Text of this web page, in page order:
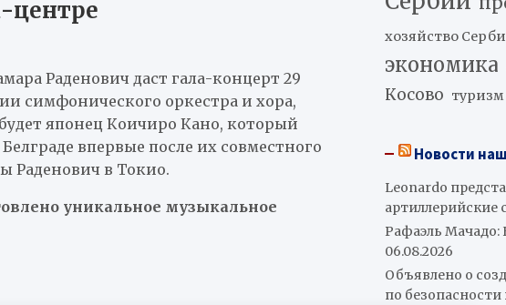
центре
Раденович даст гала-концерт 29
симфонического оркестра и хора,
японец Коичиро Кано, который
впервые после их совместного
Раденович в Токио.
уникальное музыкальное
хозяйство
экономика
Косово
Новости
Leonardo
артиллерийские
Рафаэль Мачадо:
06.08.2026
Объявлено о
по